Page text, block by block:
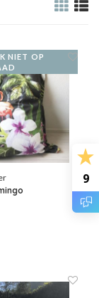
9
NIET OP